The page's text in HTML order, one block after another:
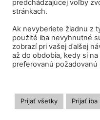
©
predchádzajúcej voľby
stránkach.
Ak nevyberiete žiadnu z
použité iba nevyhnutné
zobrazí pri vašej ďalšej
až do obdobia, kedy si
preferovanú požadovanú
Prijať všetky Prijať